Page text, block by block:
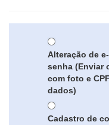
Alteração de
senha (Enviar
com foto e
dados)
Cadastro de